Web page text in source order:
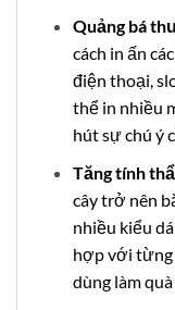
Quảng bá
cách in ấn
điện thoại,
thể in nhiều
hút sự chú ý
Tăng tính
cây trở nên
nhiều kiểu
hợp với từng
dùng làm